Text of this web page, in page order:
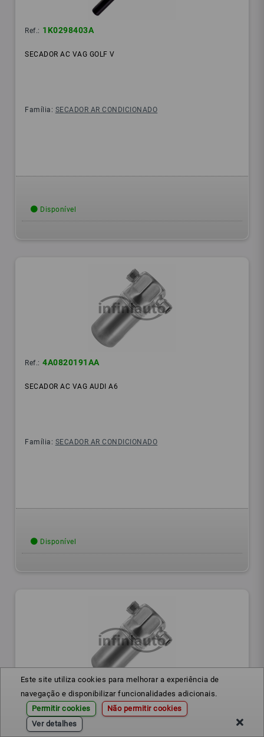
Este site utiliza cookies para melhorar a experiência de
navegação e disponibilizar funcionalidades adicionais.
Permitir cookies
Não permitir cookies
Ver detalhes
Ref.: 1K0298403A
SECADOR AC VAG GOLF V
Família: SECADOR AR CONDICIONADO
Disponível
Ref.: 4A0820191AA
SECADOR AC VAG AUDI A6
Família: SECADOR AR CONDICIONADO
Disponível
Ref.: 1848012
SECADOR AC OPEL OMEGA 1986-1994